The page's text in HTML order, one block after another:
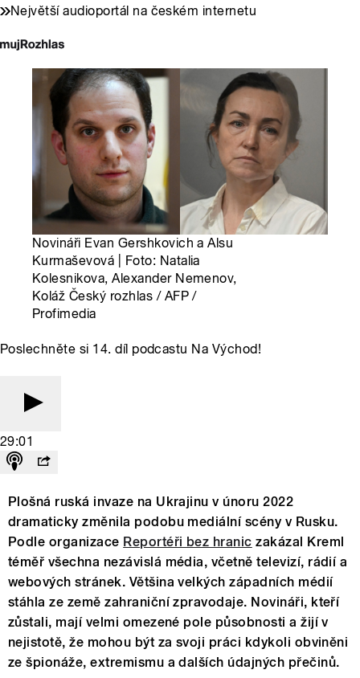
Největší audioportál na českém internetu
Novináři Evan Gershkovich a Alsu
Kurmaševová | Foto: Natalia
Kolesnikova, Alexander Nemenov,
Koláž Český rozhlas / AFP /
Profimedia
Poslechněte si 14. díl podcastu Na Východ!
29:01
Plošná ruská invaze na Ukrajinu v únoru 2022
dramaticky změnila podobu mediální scény v Rusku.
Podle organizace Reportéři bez hranic zakázal Kreml
téměř všechna nezávislá média, včetně televizí, rádií a
webových stránek. Většina velkých západních médií
stáhla ze země zahraniční zpravodaje. Novináři, kteří
zůstali, mají velmi omezené pole působnosti a žijí v
nejistotě, že mohou být za svoji práci kdykoli obviněni
ze špionáže, extremismu a dalších údajných přečinů.